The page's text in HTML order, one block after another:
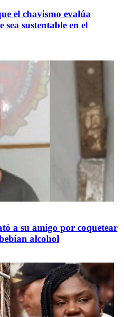
el chavismo evalúa
sustentable en el
a su amigo por coquetear
alcohol